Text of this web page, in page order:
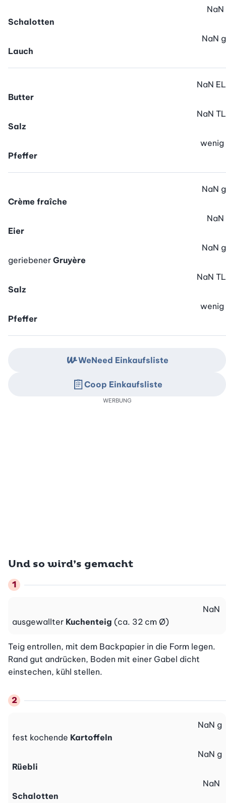
Schalotten
NaN
Lauch
NaN g
Butter
NaN EL
Salz
NaN TL
Pfeffer
wenig
Crème fraîche
NaN g
Eier
NaN
geriebener Gruyère
NaN g
Salz
NaN TL
Pfeffer
wenig
Und so wird’s gemacht
ausgewallter Kuchenteig (ca. 32 cm Ø)
NaN
Teig entrollen, mit dem Backpapier in die Form legen.
Rand gut andrücken, Boden mit einer Gabel dicht
einstechen, kühl stellen.
fest kochende Kartoffeln
NaN g
Rüebli
NaN g
Schalotten
NaN
WeNeed Einkaufsliste
Coop Einkaufsliste
WERBUNG